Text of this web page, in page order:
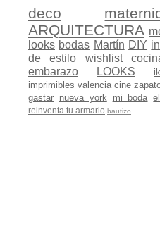
deco
ARQUITECTURA
looks bodas Martín DIY
de estilo
wishlist
embarazo
LOOKS
imprimibles valencia cine
gastar nueva york mi boda
reinventa tu armario bautizo